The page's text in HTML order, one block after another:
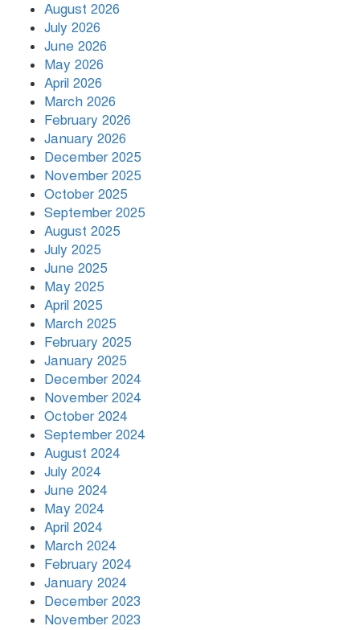
নেতার মাথায় গুলি
August 2026
July 2026
June 2026
May 2026
April 2026
March 2026
February 2026
January 2026
December 2025
November 2025
October 2025
September 2025
August 2025
July 2025
June 2025
May 2025
April 2025
March 2025
February 2025
January 2025
December 2024
November 2024
October 2024
September 2024
August 2024
July 2024
June 2024
May 2024
April 2024
March 2024
February 2024
January 2024
December 2023
November 2023